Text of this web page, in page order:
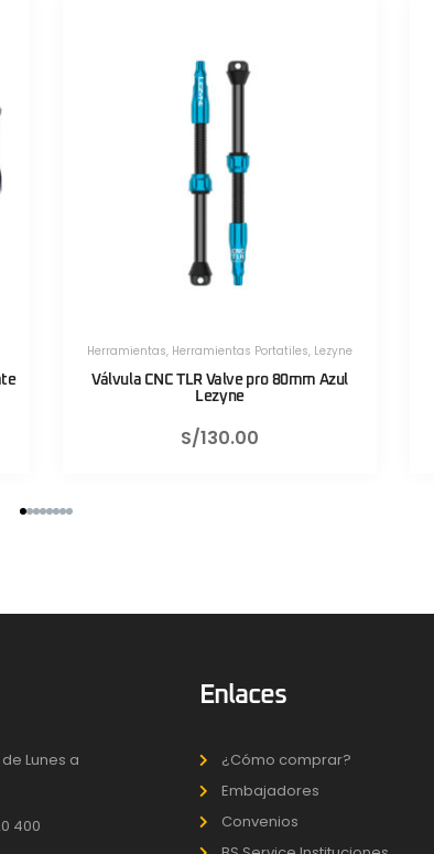
Herramientas, Herramientas Portatiles, Lezyne
Válvula CNC TLR Valve pro 80mm Rojo
Lezyne
S/130.00
Lunes a
400
Enlaces
¿Cómo comprar?
Embajadores
Convenios